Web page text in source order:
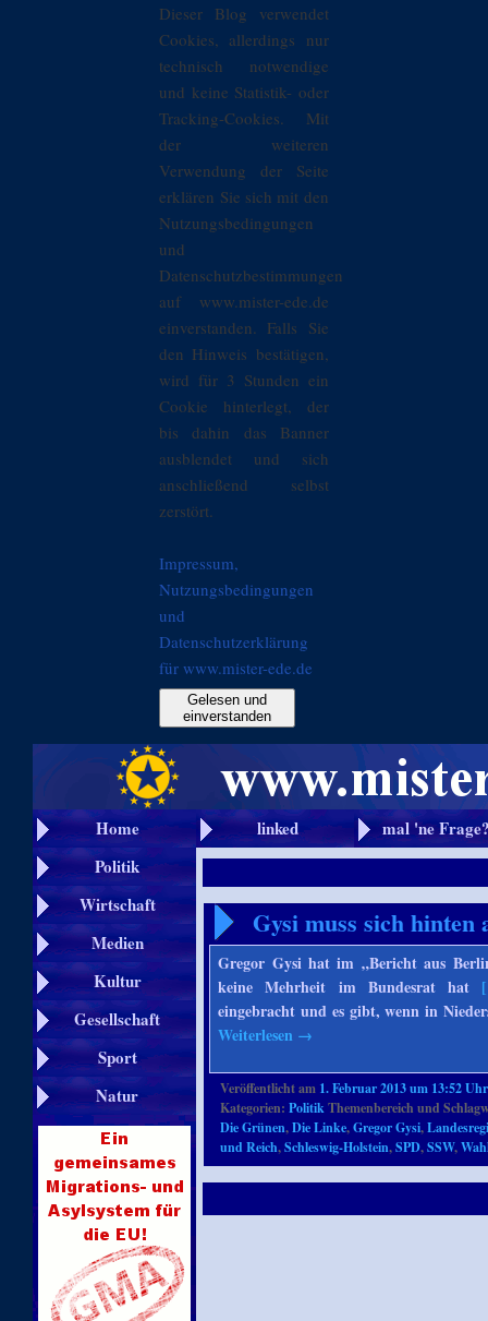
Dieser Blog verwendet
Cookies, allerdings nur
technisch notwendige
und keine Statistik- oder
Tracking-Cookies. Mit
der weiteren
Verwendung der Seite
erklären Sie sich mit den
Nutzungsbedingungen
und
Datenschutzbestimmungen
auf www.mister-ede.de
einverstanden. Falls Sie
den Hinweis bestätigen,
wird für 3 Stunden ein
Cookie hinterlegt, der
bis dahin das Banner
ausblendet und sich
anschließend selbst
zerstört.
Impressum,
Nutzungsbedingungen
und
Datenschutzerklärung
für www.mister-ede.de
Gelesen und
einverstanden
Home linked
mal 'ne
Politik
Wirtschaft
Medien
Kultur
Gesellschaft
Sport
Natur
Gysi muss sich hinten
Gregor Gysi hat im „Bericht aus
keine Mehrheit im Bundesrat hat
eingebracht und es gibt, wenn in
Weiterlesen →
Veröffentlicht am 1. Februar 2013 um 13:52 Uhr
Kategorien:PolitikThemenbereich und
Die Grünen,Die Linke,Gregor Gysi,
und Reich,Schleswig-Holstein,SPD,SSW,